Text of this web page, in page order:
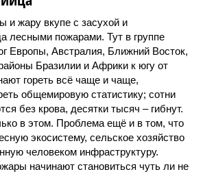
и жару вкупе с засухой и
лесными пожарами. Тут в группе
Европы, Австралия, Ближний Восток,
Бразилии и Африки к югу от
гореть всё чаще и чаще,
общемировую статистику; сотни
без крова, десятки тысяч – гибнут.
в этом. Проблема ещё и в том, что
экосистему, сельское хозяйство
человеком инфраструктуру.
начинают становиться чуть ли не